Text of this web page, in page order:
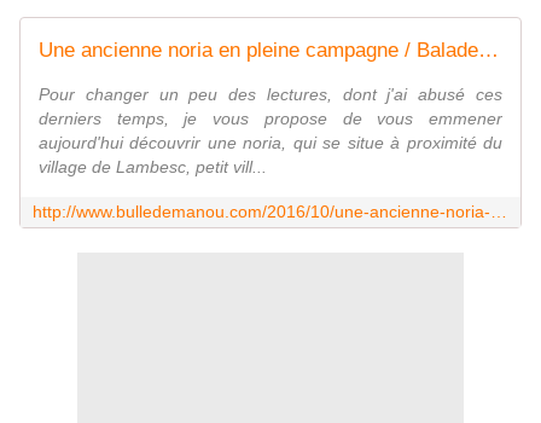
Une ancienne noria en pleine campagne / Balade dans le village de Lambesc - Dans la Bulle de Manou
Pour changer un peu des lectures, dont j'ai abusé ces
derniers temps, je vous propose de vous emmener
aujourd'hui découvrir une noria, qui se situe à proximité du
village de Lambesc, petit vill...